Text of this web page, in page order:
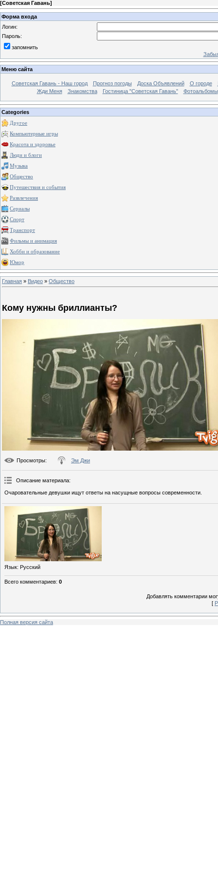
[Советская Гавань]
Форма входа
Логин:
Пароль:
запомнить
Меню сайта
Советская Гавань - Наш город Прогноз погоды Доска Объявлений О городе
Жди Меня
Знакомства Гостиница "Советская Гавань" Фотоальбомы
Categories
Другое
Компьютерные игры
Красота и здоровье
Люди и блоги
Музыка
Общество
Путешествия и события
Развлечения
Сериалы
Спорт
Транспорт
Фильмы и анимация
Хобби и образование
Юмор
Главная » Видео » Общество
Кому нужны бриллианты?
Просмотры: Эм Джи
Описание материала:
Очаровательные девушки ищут ответы на насущные вопросы современности.
Язык: Русский
Всего комментариев: 0
Добавлять комментарии
[
Полная версия сайта